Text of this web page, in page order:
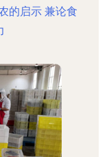
的启示 兼论食